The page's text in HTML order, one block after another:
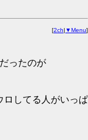
[2ch| ▼Menu]
ったのが
ロしてる人がいっぱ